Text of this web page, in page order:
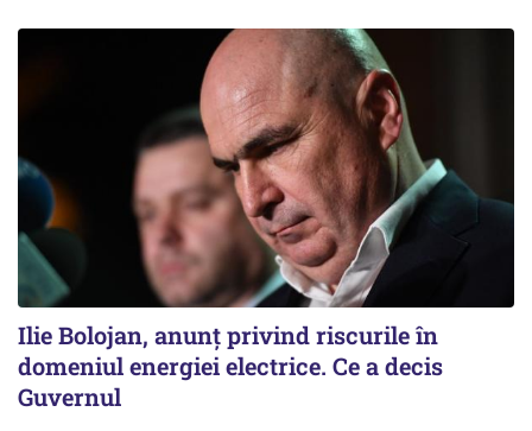
Ilie Bolojan, anunț privind riscurile în
domeniul energiei electrice. Ce a decis
Guvernul